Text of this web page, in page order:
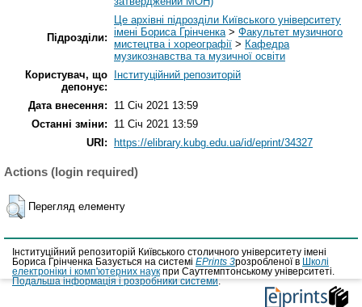
Підрозділи:
Це архівні підрозділи Київського університету
імені Бориса Грінченка> Факультет музичного
мистецтва і хореографії > Кафедра
музикознавства та музичної освіти
Користувач, що
депонує:
Інституційний репозиторій
Дата внесення:
11 Січ 2021 13:59
Останні зміни:
11 Січ 2021 13:59
URI:
https://elibrary.kubg.edu.ua/id/eprint/34327
Actions (login required)
Перегляд елементу
Інституційний репозиторій Київського столичного університету імені
Бориса Грінченка Базується на системі EPrints 3розробленої в
Школі
електроніки і комп'ютерних наук при Саутгемптонському університеті.
Подальша інформація і розробники системи.